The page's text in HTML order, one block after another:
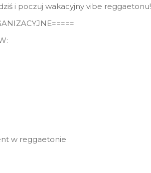
i poczuj wakacyjny vibe reggaetonu!
w reggaetonie